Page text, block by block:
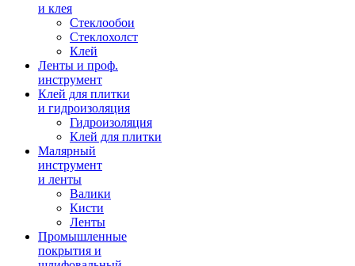
и клея
Стеклообои
Стеклохолст
Клей
Ленты и проф.
инструмент
Клей для плитки
и гидроизоляция
Гидроизоляция
Клей для плитки
Малярный
инструмент
и ленты
Валики
Кисти
Ленты
Промышленные
покрытия и